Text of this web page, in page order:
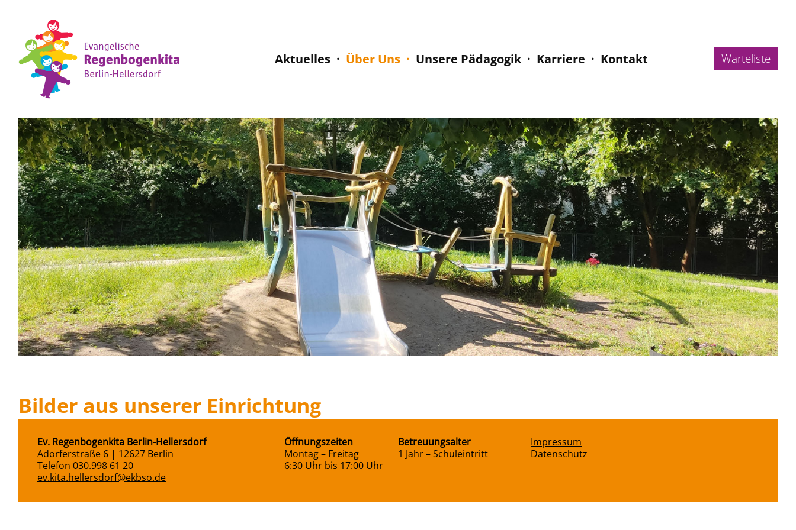
Aktuelles Über Uns Unsere Pädagogik Karriere Kontakt Warteliste
Bilder aus unserer Einrichtung
Ev. Regenbogenkita Berlin-Hellersdorf
Adorferstraße 6 | 12627 Berlin
Telefon 030.998 61 20
ev.kita.hellersdorf@ekbso.de
Öffnungszeiten
Montag – Freitag
6:30 Uhr bis 17:00 Uhr
Betreuungsalter
1 Jahr – Schuleintritt
Impressum
Datenschutz